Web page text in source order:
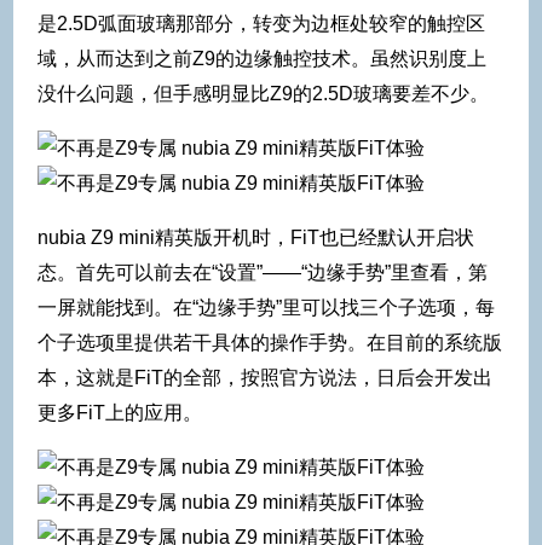
是2.5D弧面玻璃那部分，转变为边框处较窄的触控区
域，从而达到之前Z9的边缘触控技术。虽然识别度上
没什么问题，但手感明显比Z9的2.5D玻璃要差不少。
nubia Z9 mini精英版开机时，FiT也已经默认开启状
态。首先可以前去在“设置”——“边缘手势”里查看，第
一屏就能找到。在“边缘手势”里可以找三个子选项，每
个子选项里提供若干具体的操作手势。在目前的系统版
本，这就是FiT的全部，按照官方说法，日后会开发出
更多FiT上的应用。